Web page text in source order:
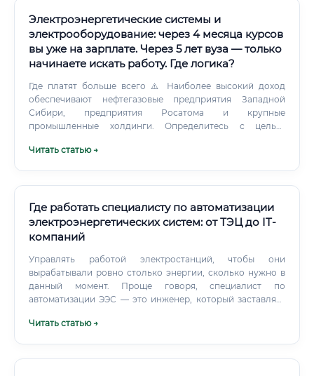
Электроэнергетические системы и
электрооборудование: через 4 месяца курсов
вы уже на зарплате. Через 5 лет вуза — только
начинаете искать работу. Где логика?
Где платят больше всего ⚠️ Наиболее высокий доход
обеспечивают нефтегазовые предприятия Западной
Сибири, предприятия Росатома и крупные
промышленные холдинги. Определитесь с целью:
Пройдите обучение: Курс профессиональной
3.
Читать статью →
Где работать специалисту по автоматизации
электроэнергетических систем: от ТЭЦ до IT-
компаний
Управлять работой электростанций, чтобы они
вырабатывали ровно столько энергии, сколько нужно в
данный момент. Проще говоря, специалист по
автоматизации ЭЭС — это инженер, который заставляет
надежно, безопасно и эффективно, сводя к минимуму
Читать статью →